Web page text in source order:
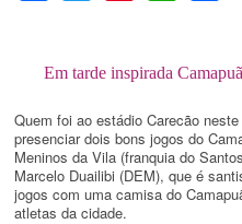
Em tarde inspirada
Quem foi ao estádio Carecão
presenciar dois bons jogos do
Meninos da Vila (franquia do
Marcelo Duailibi (DEM), que é
jogos com uma camisa do
atletas da cidade.